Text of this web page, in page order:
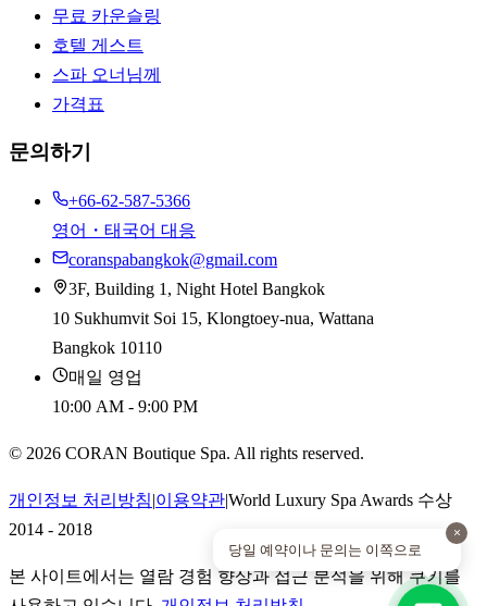
무료 카운슬링
호텔 게스트
스파 오너님께
가격표
문의하기
+66-62-587-5366
영어・태국어 대응
coranspabangkok@gmail.com
3F, Building 1, Night Hotel Bangkok
10 Sukhumvit Soi 15, Klongtoey-nua, Wattana
Bangkok 10110
매일 영업
10:00 AM - 9:00 PM
© 2026 CORAN Boutique Spa. All rights reserved.
개인정보 처리방침|이용약관|World Luxury Spa Awards 수상
2014 - 2018
본 사이트에서는 열람 경험 향상과 접근 분석을 위해 쿠키를
당일 예약이나 문의는 이쪽으로
×